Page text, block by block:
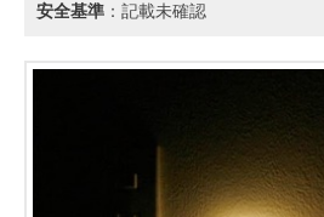
安全基準 ：記載未確認